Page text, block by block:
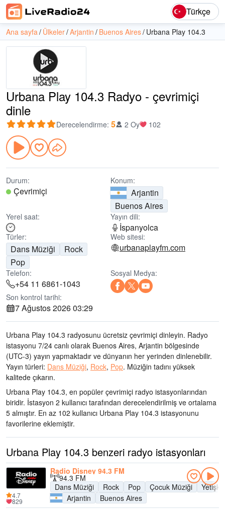
Türkçe
Ana sayfa Ülkeler Arjantin Buenos Aires Urbana Play 104.3
Urbana Play 104.3 Radyo - çevrimiçi
dinle
Derecelendirme: 5 2 Oy 102
Durum:
Çevrimiçi
Konum:
Arjantin
Buenos Aires
Yerel saat: Yayın dili:
İspanyolca
Türler:
Dans Müziği
Rock
Pop
Web sitesi:
urbanaplayfm.com
Telefon:
+54 11 6861-1043
Sosyal Medya:
Son kontrol tarihi:
7 Ağustos 2026 03:29
Urbana Play 104.3 radyosunu ücretsiz çevrimiçi dinleyin. Radyo
istasyonu 7/24 canlı olarak Buenos Aires, Arjantin bölgesinde
(UTC-3) yayın yapmaktadır ve dünyanın her yerinden dinlenebilir.
Yayın türleri: Dans Müziği, Rock, Pop. Müziğin tadını yüksek
kalitede çıkarın.
Urbana Play 104.3, en popüler çevrimiçi radyo istasyonlarından
biridir. İstasyon 2 kullanıcı tarafından derecelendirilmiş ve ortalama
5 almıştır. En az 102 kullanıcı Urbana Play 104.3 istasyonunu
favorilerine eklemiştir.
Urbana Play 104.3 benzeri radyo istasyonları
Radio Disney 94.3 FM
94.3 FM
Dans Müziği
Rock Pop Çocuk Müziği
Arjantin
Buenos Aires
4.7
829